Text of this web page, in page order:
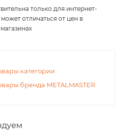
только для интернет-
отличаться от цен в
категории
бренда METALMASTER